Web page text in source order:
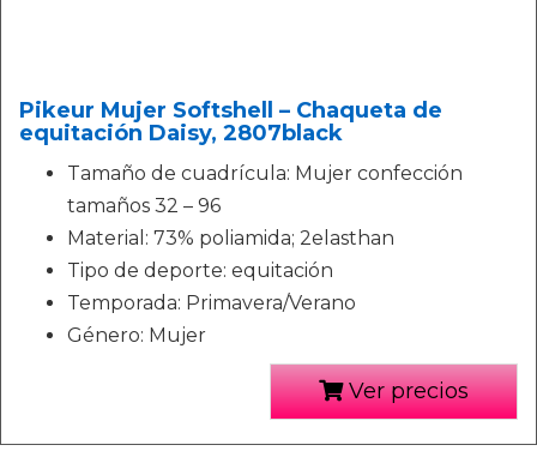
Pikeur Mujer Softshell – Chaqueta de
equitación Daisy, 2807black
Tamaño de cuadrícula: Mujer confección
tamaños 32 – 96
Material: 73% poliamida; 2elasthan
Tipo de deporte: equitación
Temporada: Primavera/Verano
Género: Mujer
Ver precios